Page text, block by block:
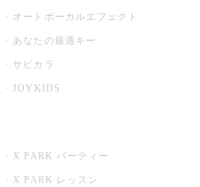
オートボーカルエフェクト
あなたの最適キー
サビカラ
JOYKIDS
X PARK パーティー
X PARK レッスン